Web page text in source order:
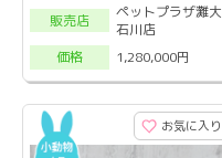
販売店
ペットプラザ灘大
石川店
価格
1,280,000円
お気に入り